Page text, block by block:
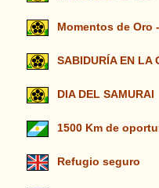
Momentos de Oro
SABIDURÍA EN LA
DIA DEL SAMURAI
1500 Km de
Refugio seguro